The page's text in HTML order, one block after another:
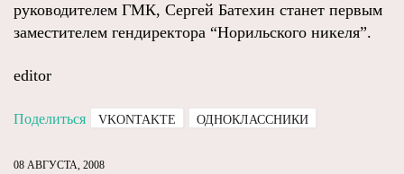
руководителем ГМК, Сергей Батехин станет первым
заместителем гендиректора “Норильского никеля”.
editor
Поделиться VKONTAKTE ОДНОКЛАССНИКИ
08 АВГУСТА, 2008